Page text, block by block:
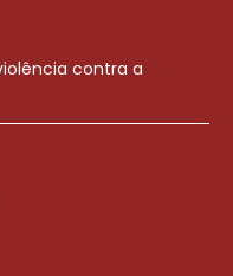
contra a